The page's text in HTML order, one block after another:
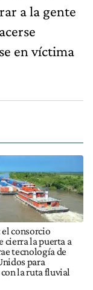
a la gente
en víctima
consorcio
cierra la puerta a
tecnología de
para
la ruta fluvial